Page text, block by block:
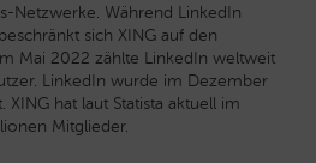
Netzwerke. Während LinkedIn
sich XING auf den
Mai 2022 zählte LinkedIn weltweit
LinkedIn wurde im Dezember
hat laut Statista aktuell im
Mitglieder.